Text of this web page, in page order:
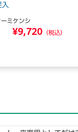
入
ーミケンシ
¥9,720 （税込）